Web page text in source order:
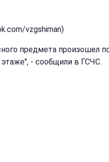
vzgshiman)
предмета произошел
- сообщили в ГСЧС.